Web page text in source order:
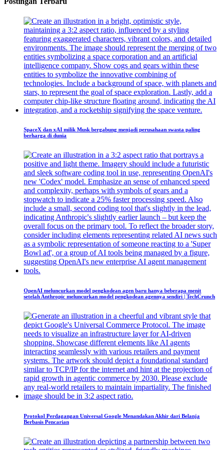
SpaceX dan xAI milik Musk bergabung menjadi perusahaan swasta paling
berharga di dunia
OpenAI meluncurkan model pengkodean agen baru hanya beberapa menit
setelah Anthropic meluncurkan model pengkodean agennya sendiri | TechCrunch
Protokol Perdagangan Universal Google Menandakan Akhir dari Belanja
Berbasis Pencarian